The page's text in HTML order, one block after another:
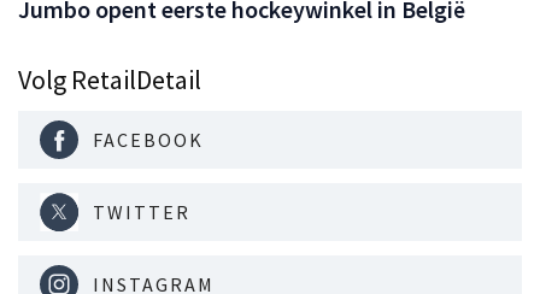
Jumbo opent eerste hockeywinkel in België
Volg RetailDetail
FACEBOOK
TWITTER
INSTAGRAM